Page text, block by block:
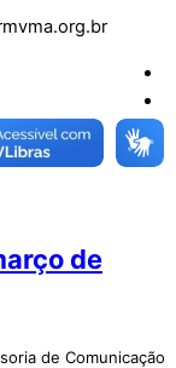
de
de Comunicação